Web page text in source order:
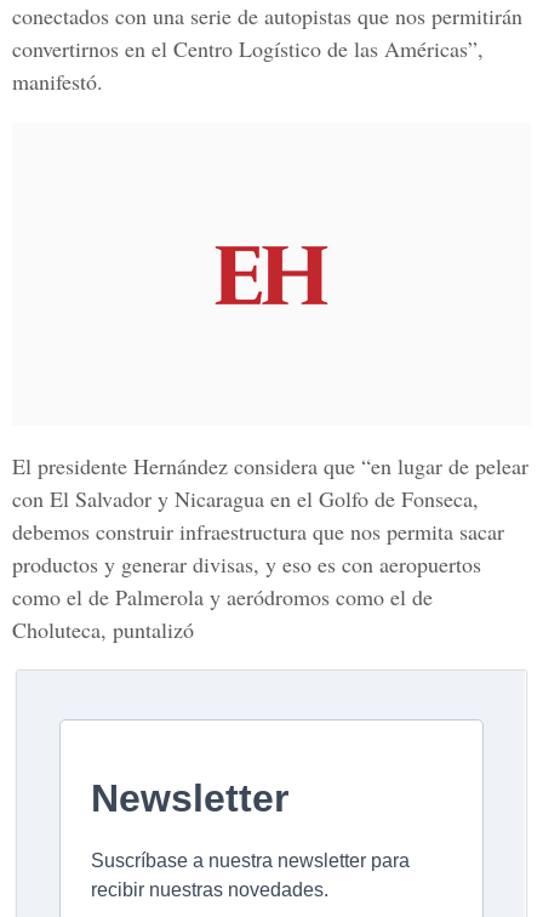
conectados con una serie de autopistas que nos permitirán
convertirnos en el Centro Logístico de las Américas”,
manifestó.
El presidente Hernández considera que “en lugar de pelear
con El Salvador y Nicaragua en el Golfo de Fonseca,
debemos construir infraestructura que nos permita sacar
productos y generar divisas, y eso es con aeropuertos
como el de Palmerola y aeródromos como el de
Choluteca, puntalizó